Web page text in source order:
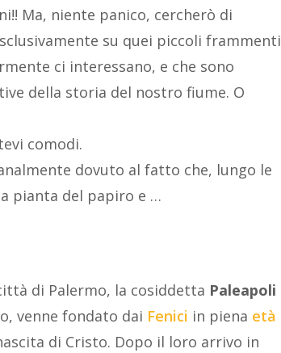
Ma, niente panico, cercherò di
su quei piccoli frammenti
ci interessano, e che sono
della storia del nostro fiume. O
comodi.
dovuto al fatto che, lungo le
pianta del papiro e …
di Palermo, la cosiddetta Paleapoli
venne fondato dai Fenici in piena età
di Cristo. Dopo il loro arrivo in